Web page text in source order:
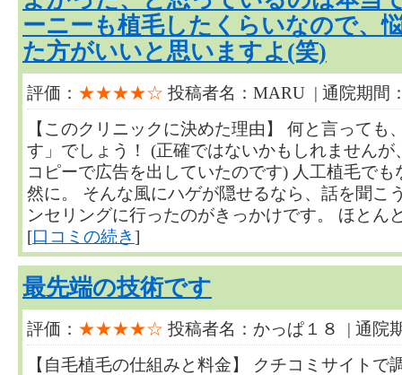
ーニーも植毛したくらいなので、
た方がいいと思いますよ(笑)
評価： ★★★★☆ 投稿者名：MARU | 通院期間
【このクリニックに決めた理由】 何と言っても
す」でしょう！ (正確ではないかもしれません
コピーで広告を出していたのです) 人工植毛で
然に。 そんな風にハゲが隠せるなら、話を聞こ
ンセリングに行ったのがきっかけです。 ほとん
[口コミの続き]
最先端の技術です
評価： ★★★★☆ 投稿者名：かっぱ１８ | 通院
【自毛植毛の仕組みと料金】 クチコミサイトで